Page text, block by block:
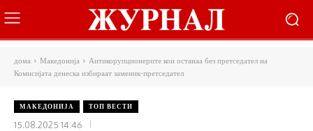
дома Македонија
Антикорупционерите кои останаа без претседател на
Комисијата денеска избираат заменик-претседател
МАКЕДОНИЈА ТОП ВЕСТИ
15.08.2025 14:46